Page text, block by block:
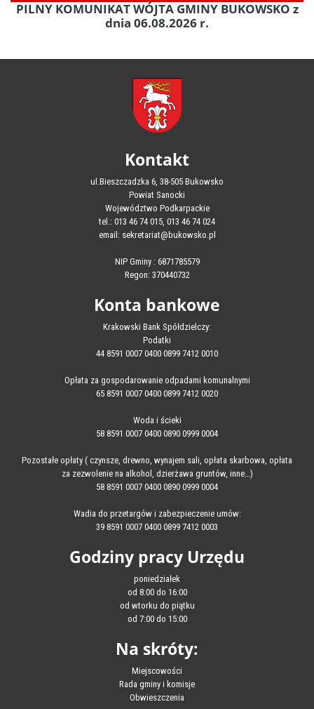
PILNY KOMUNIKAT WÓJTA GMINY BUKOWSKO z
dnia 06.08.2026 r.
Kontakt
ul.Bieszczadzka 6, 38-505 Bukowsko
Powiat Sanocki
Województwo Podkarpackie
tel.: 013 46 74 015, 013 46 74 024
email: sekretariat@bukowsko.pl
NIP Gminy : 6871785579
Regon: 370440732
Konta bankowe
Krakowski Bank Spółdzielczy:
Podatki
44 8591 0007 0400 0899 7412 0010
Opłata za gospodarowanie odpadami komunalnymi
65 8591 0007 0400 0899 7412 0020
Woda i ścieki
58 8591 0007 0400 0890 0999 0004
Pozostałe opłaty ( czynsze, drewno, wynajem sali, opłata skarbowa, opłata
za zezwolenie na alkohol, dzierżawa gruntów, inne…)
58 8591 0007 0400 0890 0999 0004
Wadia do przetargów i zabezpieczenie umów:
39 8591 0007 0400 0899 7412 0003
Godziny pracy Urzędu
poniedziałek
od 8:00 do 16:00
od wtorku do piątku
od 7:00 do 15:00
Na skróty:
Miejscowości
Rada gminy i komisje
Obwieszczenia